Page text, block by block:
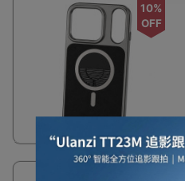
10%
OFF